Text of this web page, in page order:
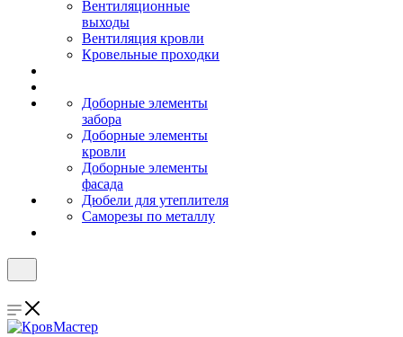
Вентиляционные
выходы
Вентиляция кровли
Кровельные проходки
Доборные элементы
забора
Доборные элементы
кровли
Доборные элементы
фасада
Дюбели для утеплителя
Саморезы по металлу